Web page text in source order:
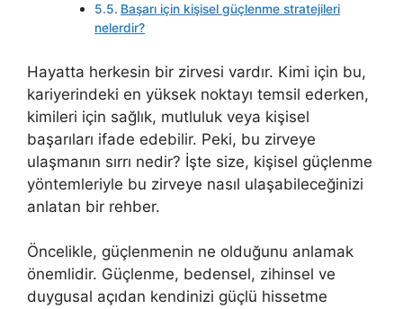
Başarı için kişisel güçlenme stratejileri
nelerdir?
Hayatta herkesin bir zirvesi vardır. Kimi için bu,
kariyerindeki en yüksek noktayı temsil ederken,
kimileri için sağlık, mutluluk veya kişisel
başarıları ifade edebilir. Peki, bu zirveye
ulaşmanın sırrı nedir? İşte size, kişisel güçlenme
yöntemleriyle bu zirveye nasıl ulaşabileceğinizi
anlatan bir rehber.
Öncelikle, güçlenmenin ne olduğunu anlamak
önemlidir. Güçlenme, bedensel, zihinsel ve
duygusal açıdan kendinizi güçlü hissetme